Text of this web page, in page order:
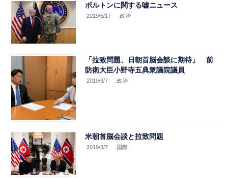
ボルトンに関する嘘ニュース
2019/5/17 .政治
「拉致問題、日朝首脳会談に期待」 前
防衛大臣小野寺五典衆議院議員
2019/3/7 .政治
米朝首脳会談と拉致問題
2019/3/7 .国際